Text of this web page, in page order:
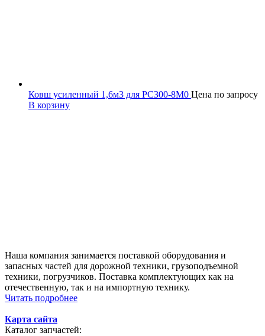
Ковш усиленный 1,6м3 для PC300-8M0 Цена по запросу
В корзину
Наша компания занимается поставкой оборудования и
запасных частей для дорожной техники, грузоподъемной
техники, погрузчиков. Поставка комплектующих как на
отечественную, так и на импортную технику.
Читать подробнее
Карта сайта
Каталог запчастей: